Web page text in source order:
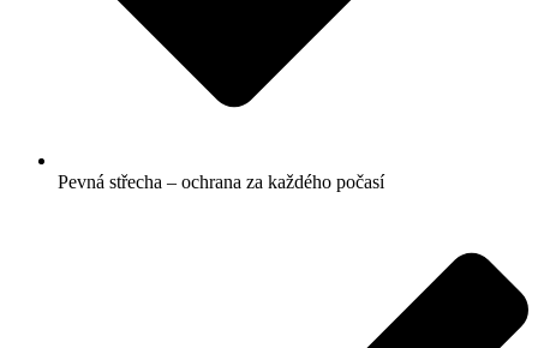
Pevná střecha – ochrana za každého počasí